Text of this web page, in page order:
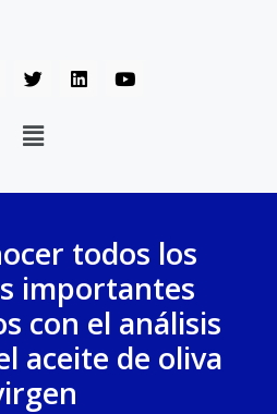
todos los
importantes
con el análisis
aceite de oliva